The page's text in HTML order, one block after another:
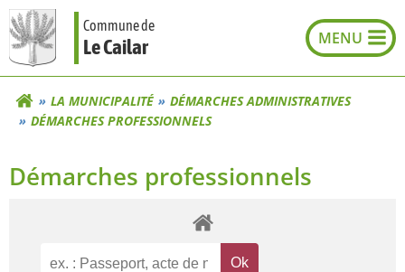
Aller
au
contenu
Commune de
Le Cailar
LA MUNICIPALITÉ
DÉMARCHES ADMINISTRATIVES
DÉMARCHES PROFESSIONNELS
Démarches professionnels